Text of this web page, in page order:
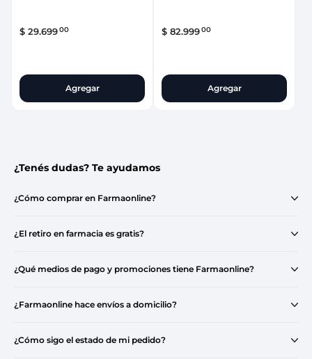
$ 29.69900
Agregar
$ 82.99900
Agregar
¿Tenés dudas? Te ayudamos
¿Cómo comprar en Farmaonline?
¿El retiro en farmacia es gratis?
¿Qué medios de pago y promociones tiene Farmaonline?
¿Farmaonline hace envíos a domicilio?
¿Cómo sigo el estado de mi pedido?